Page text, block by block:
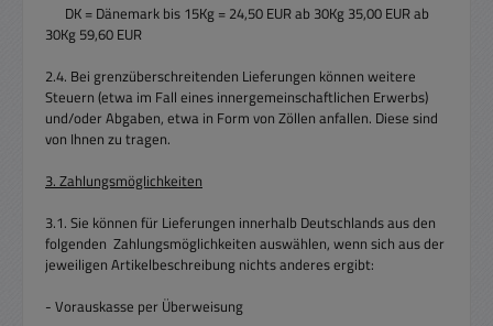
DK = Dänemark bis 15Kg = 24,50 EUR ab 30Kg 35,00 EUR ab
30Kg 59,60 EUR
2.4. Bei grenzüberschreitenden Lieferungen können weitere
Steuern (etwa im Fall eines innergemeinschaftlichen Erwerbs)
und/oder Abgaben, etwa in Form von Zöllen anfallen. Diese sind
von Ihnen zu tragen.
3. Zahlungsmöglichkeiten
3.1. Sie können für Lieferungen innerhalb Deutschlands aus den
folgenden Zahlungsmöglichkeiten auswählen, wenn sich aus der
jeweiligen Artikelbeschreibung nichts anderes ergibt:
- Vorauskasse per Überweisung